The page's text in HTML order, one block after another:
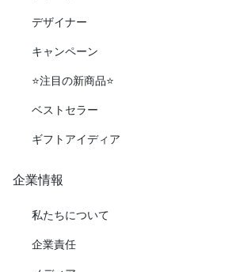
デザイナー
キャンペーン
⭐️注目の新商品⭐️
ベストセラー
ギフトアイディア
企業情報
私たちについて
企業責任